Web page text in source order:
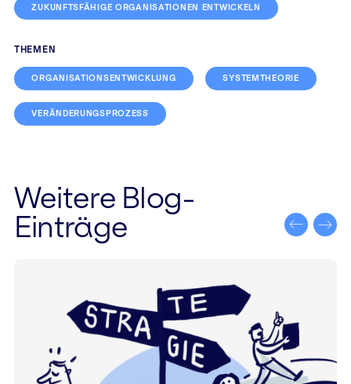
ZUKUNFTSFÄHIGE ORGANISATIONEN ENTWICKELN
THEMEN
ORGANISATIONSENTWICKLUNG SYSTEMTHEORIE
VERÄNDERUNGSPROZESS
Weitere Blog-
Einträge